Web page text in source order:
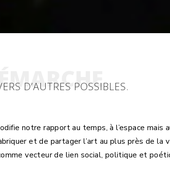
D’AUTRES POSSIBLES.
notre rapport au temps, à l’espace mais
et de partager l’art au plus près de la
vecteur de lien social, politique et